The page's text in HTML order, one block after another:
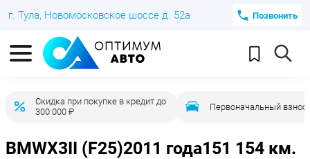
г. Тула, Новомосковское шоссе д. 52а Позвонить
Скидка при покупке в кредит до
300 000 ₽
Первоначальный взнос
BMWX3II (F25)2011 года151 154 км.